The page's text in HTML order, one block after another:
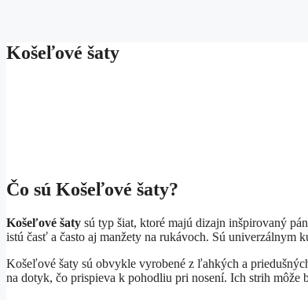
Košeľové šaty
Čo sú Košeľové šaty?
Košeľové šaty sú typ šiat, ktoré majú dizajn inšpirovaný
istú časť a často aj manžety na rukávoch. Sú univerzálnym
Košeľové šaty sú obvykle vyrobené z ľahkých a
na dotyk, čo prispieva k pohodliu pri nosení. Ich strih